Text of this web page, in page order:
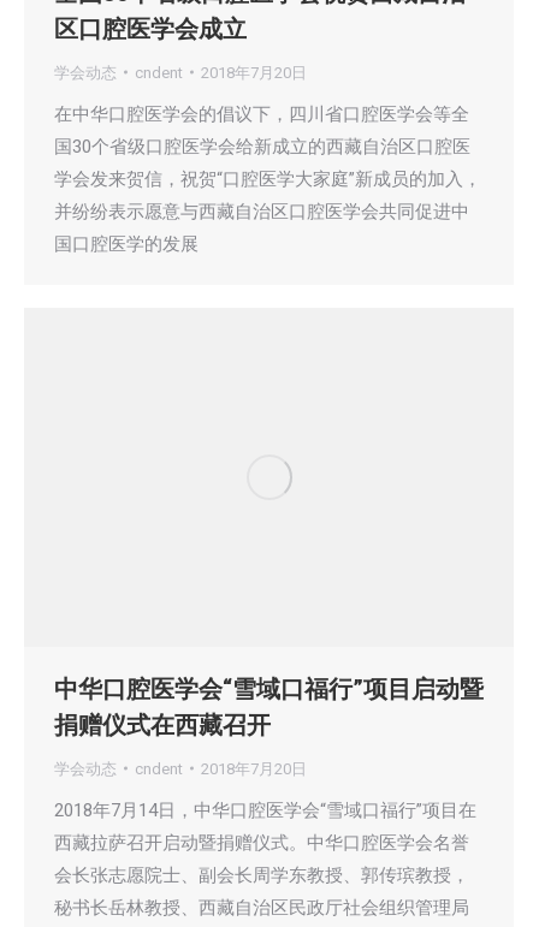
区口腔医学会成立
学会动态 cndent 2018年7月20日
在中华口腔医学会的倡议下，四川省口腔医学会等全
国30个省级口腔医学会给新成立的西藏自治区口腔医
学会发来贺信，祝贺“口腔医学大家庭”新成员的加入，
并纷纷表示愿意与西藏自治区口腔医学会共同促进中
国口腔医学的发展
中华口腔医学会“雪域口福行”项目启动暨
捐赠仪式在西藏召开
学会动态 cndent 2018年7月20日
2018年7月14日，中华口腔医学会“雪域口福行”项目在
西藏拉萨召开启动暨捐赠仪式。中华口腔医学会名誉
会长张志愿院士、副会长周学东教授、郭传瑸教授，
秘书长岳林教授、西藏自治区民政厅社会组织管理局